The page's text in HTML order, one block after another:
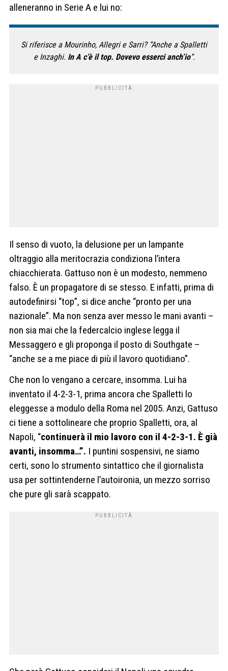
alleneranno in Serie A e lui no:
Si riferisce a Mourinho, Allegri e Sarri? “Anche a Spalletti
e Inzaghi. In A c’è il top. Dovevo esserci anch’io“.
Il senso di vuoto, la delusione per un lampante
oltraggio alla meritocrazia condiziona l’intera
chiacchierata. Gattuso non è un modesto, nemmeno
falso. È un propagatore di se stesso. E infatti, prima di
autodefinirsi “top”, si dice anche “pronto per una
nazionale”. Ma non senza aver messo le mani avanti –
non sia mai che la federcalcio inglese legga il
Messaggero e gli proponga il posto di Southgate –
“anche se a me piace di più il lavoro quotidiano”.
Che non lo vengano a cercare, insomma. Lui ha
inventato il 4-2-3-1, prima ancora che Spalletti lo
eleggesse a modulo della Roma nel 2005. Anzi, Gattuso
ci tiene a sottolineare che proprio Spalletti, ora, al
Napoli, “continuerà il mio lavoro con il 4-2-3-1. È già
avanti, insomma…”. I puntini sospensivi, ne siamo
certi, sono lo strumento sintattico che il giornalista
usa per sottintenderne l’autoironia, un mezzo sorriso
che pure gli sarà scappato.